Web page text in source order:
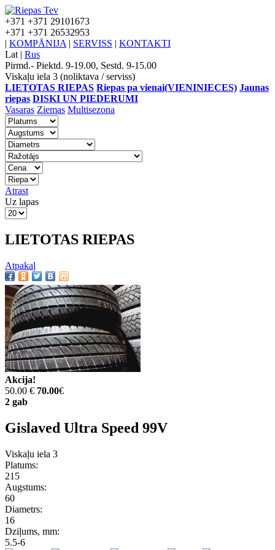
+371 +371 29101673
+371 +371 26532953
| KOMPĀNIJA | SERVISS | KONTAKTI
Lat | Rus
Pirmd.- Piektd. 9-19.00, Sestd. 9-15.00
Viskaļu iela 3 (noliktava / serviss)
LIETOTAS RIEPAS Riepas pa vienai(VIENINIECES) Jaunas
riepas DISKI UN PIEDERUMI
Vasaras Ziemas Multisezona
Atrast
Uz lapas
LIETOTAS RIEPAS
Atpakaļ
Akcija!
50.00 € 70.00€
2 gab
Gislaved Ultra Speed 99V
Viskaļu iela 3
Platums:
215
Augstums:
60
Diametrs:
16
Dziļums, mm:
5.5-6